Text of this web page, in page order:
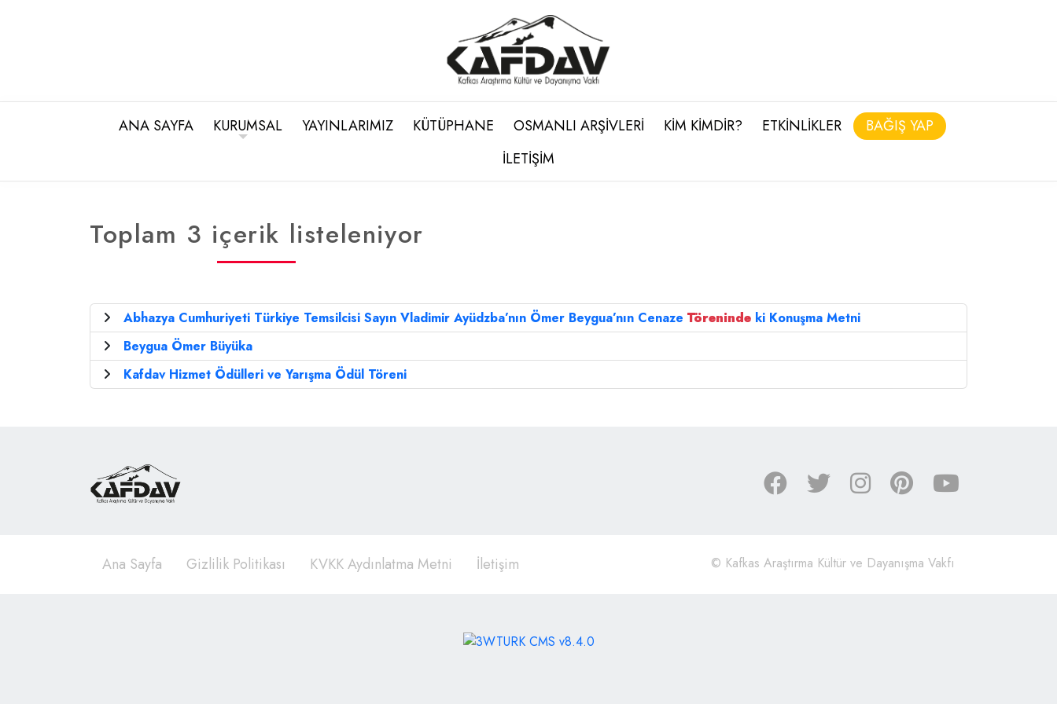
ANA SAYFA KURUMSAL YAYINLARIMIZ KÜTÜPHANE OSMANLI ARŞİVLERİ KİM KİMDİR? ETKİNLİKLER
BAĞIŞ YAP
İLETİŞİM
Toplam 3 içerik listeleniyor
Abhazya Cumhuriyeti Türkiye Temsilcisi Sayın Vladimir Ayüdzba’nın Ömer Beygua’nın Cenaze Töreninde ki Konuşma Metni
Beygua Ömer Büyüka
Kafdav Hizmet Ödülleri ve Yarışma Ödül Töreni
Ana Sayfa Gizlilik Politikası KVKK Aydınlatma Metni İletişim © Kafkas Araştırma Kültür ve Dayanışma Vakfı